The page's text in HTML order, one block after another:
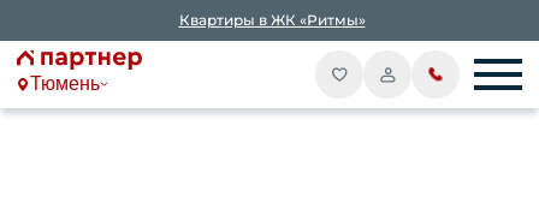
Квартиры в ЖК «Ритмы»
Тюмень